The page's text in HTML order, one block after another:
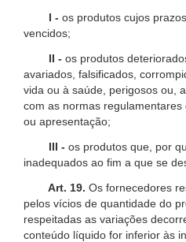
I - os produtos cujos
vencidos;
II - os produtos
avariados, falsificados,
vida ou à saúde, perigosos ou,
com as normas
ou apresentação;
III - os produtos que, por
inadequados ao fim a que se
Art. 19. Os fornecedores
pelos vícios de quantidade do
respeitadas as variações
conteúdo líquido for inferior às